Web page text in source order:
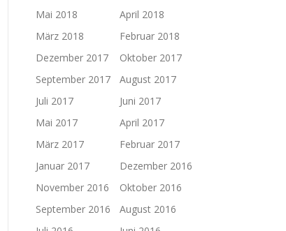
Mai 2018
April 2018
März 2018
Februar 2018
Dezember 2017
Oktober 2017
September 2017
August 2017
Juli 2017
Juni 2017
Mai 2017
April 2017
März 2017
Februar 2017
Januar 2017
Dezember 2016
November 2016
Oktober 2016
September 2016
August 2016